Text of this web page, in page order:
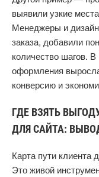
выявили узкие
Менеджеры и
заказа, добавили
количество шагов. В
оформления
конверсию и
ГДЕ ВЗЯТЬ ВЫГОДУ
ДЛЯ САЙТА:
Карта пути клиента
Это живой